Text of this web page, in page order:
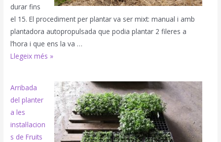
durar fins
el 15. El procediment per plantar va ser mixt: manual i amb
plantadora autopropulsada que podia plantar 2 fileres a
l’hora i que ens la va …
Iniciem
Llegeix més »
Arribada
del planter
a les
instal·lacion
s de Fruits